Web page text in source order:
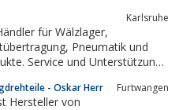
Karlsruhe
für Wälzlager,
Service und Unterstützung
- Oskar Herr Furtwangen
Hersteller von